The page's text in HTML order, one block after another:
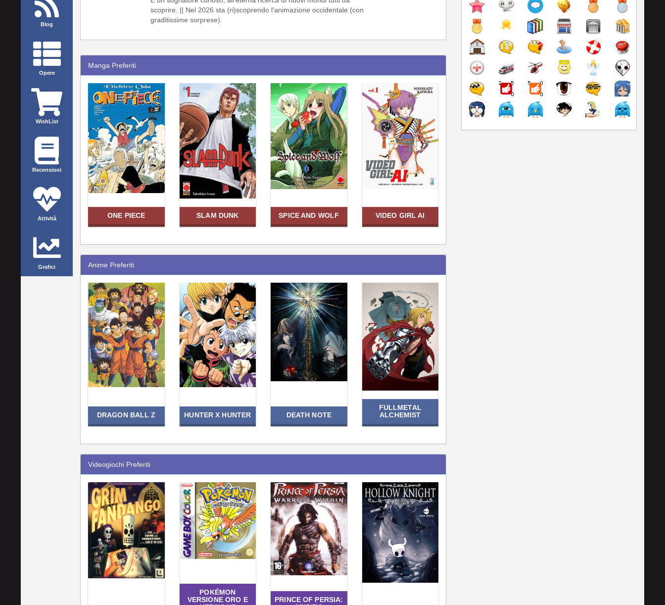
Blog
Opere
WishList
Recensioni
Attività
Grafici
scoprire. || Nel 2026 sta (ri)scoprendo l'animazione occidentale (con
graditissime sorprese).
Manga Preferiti
ONE PIECE SLAM DUNK SPICE AND WOLF VIDEO GIRL AI
Anime Preferiti
DRAGON BALL Z HUNTER X HUNTER DEATH NOTE
FULLMETAL
ALCHEMIST
Videogiochi Preferiti
POKÉMON
VERSIONE ORO E
PRINCE OF PERSIA: